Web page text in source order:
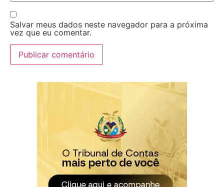
Salvar meus dados neste navegador para a próxima
vez que eu comentar.